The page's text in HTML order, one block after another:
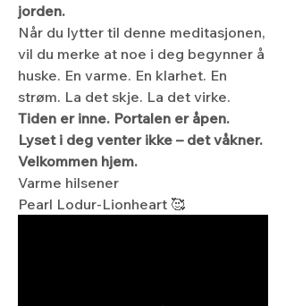
jorden.
Når du lytter til denne meditasjonen,
vil du merke at noe i deg begynner å
huske. En varme. En klarhet. En
strøm. La det skje. La det virke.
Tiden er inne. Portalen er åpen.
Lyset i deg venter ikke – det våkner.
Velkommen hjem.
Varme hilsener
Pearl Lodur-Lionheart 🥰